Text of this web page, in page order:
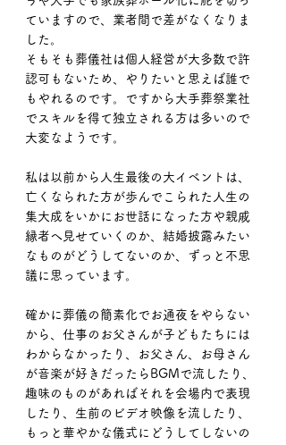
ていますので、業者間で差がなくなりま
した。
そもそも葬儀社は個人経営が大多数で許
認可もないため、やりたいと思えば誰で
もやれるのです。ですから大手葬祭業社
でスキルを得て独立される方は多いので
大変なようです。
私は以前から人生最後の大イベントは、
亡くなられた方が歩んでこられた人生の
集大成をいかにお世話になった方や親戚
縁者へ見せていくのか、結婚披露みたい
なものがどうしてないのか、ずっと不思
議に思っています。
確かに葬儀の簡素化でお通夜をやらない
から、仕事のお父さんが子どもたちには
わからなかったり、お父さん、お母さん
が音楽が好きだったらBGMで流したり、
趣味のものがあればそれを会場内で表現
したり、生前のビデオ映像を流したり、
もっと華やかな儀式にどうしてしないの